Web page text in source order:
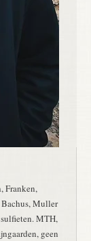
Franken,
Muller
MTH,
geen